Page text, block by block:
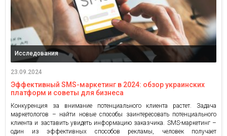
Исследования
23.09.2024
Эффективный SMS-маркетинг в 2024: обзор украинских
платформ и советы для бизнеса
Конкуренция за внимание потенциального клиента растет. Задача
маркетологов – найти новые способы заинтересовать потенциального
клиента и заставить увидеть информацию заказчика. SMS-маркетинг –
один из эффективных способов рекламы, человек получает